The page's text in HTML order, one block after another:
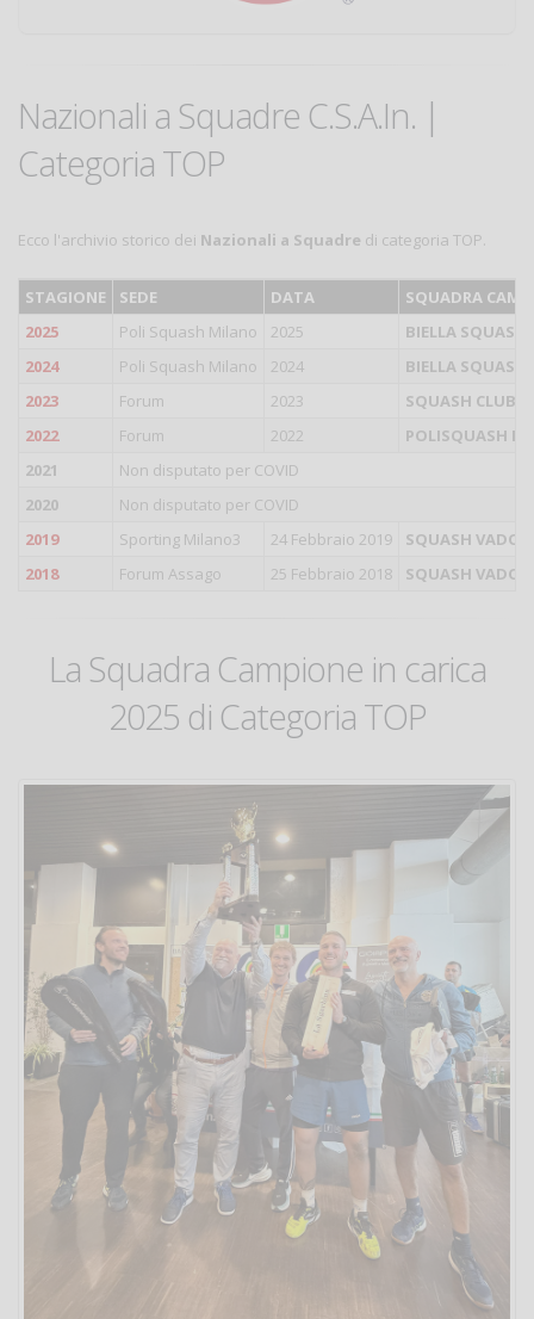
Nazionali a Squadre C.S.A.In. |
Categoria TOP
Ecco l'archivio storico dei Nazionali a Squadre di categoria TOP.
STAGIONE SEDE DATA
SQUADRA
2025
Poli Squash Milano 2025
BIELLA SQUASH
2024
Poli Squash Milano 2024
BIELLA SQUASH
2023
Forum 2023
SQUASH CLUB
2022
Forum 2022
POLISQUASH
2021
Non disputato per COVID
2020
Non disputato per COVID
2019
Sporting Milano3 24 Febbraio 2019
SQUASH VADO
2018
Forum Assago 25 Febbraio 2018 SQUASH VADO
La Squadra Campione in carica
2025 di Categoria TOP